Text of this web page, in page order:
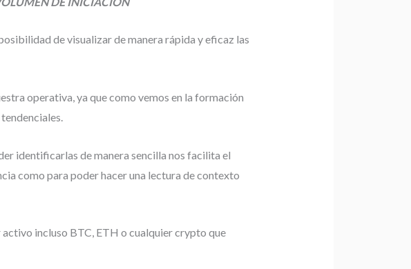
de visualizar de manera rápida y eficaz las
operativa, ya que como vemos en la formación
identificarlas de manera sencilla nos facilita el
como para poder hacer una lectura de contexto
incluso BTC, ETH o cualquier crypto que